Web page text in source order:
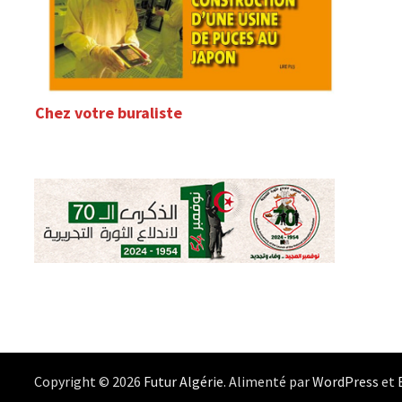
Chez votre buraliste
Copyright © 2026 Futur Algérie. Alimenté parWordPress et